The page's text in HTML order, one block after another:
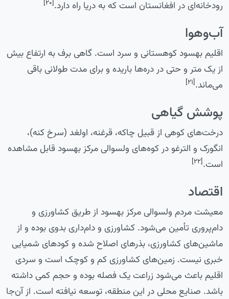
رودخانه‌ای در افغانستان است که به دریا راه دارد.[۲۰]
آب‌وهوا
اقلیم بهسود کوهستانی و سرد است. گاهی برف به ارتفاع بیش
از یک متر و حتی در دره‌ها باریده و برای مدت طولانی باقی
می‌ماند.[۲۱]
پوشش گیاهی
درخت‌های کوهی از قبیل چاکه، قرغنه، اولغد (سرخ کنه)،
انگورک و الترغو در کوه‌های ولسوالی مرکز بهسود قابل مشاهده
است.[۲۲]
اقتصاد
معیشت مردم ولسوالی مرکز بهسود از طریق کشاورزی و
دام‌پروری تأمین می‌شود. کشاورزی و دام‌داری بدوی بوده و از
ماشین‌های کشاورزی، بذرهای اصلاح شده و کودهای شمیایی
خبری نیست. زمین‌های کشاورزی کم و کوچک است و سردی
اقلیم باعث می‌شود زراعت یک فصله بوده و حجم کمی داشته
باشد. صنایع محلی در این منطقه، توسعه نیافته است. از آن‌جا